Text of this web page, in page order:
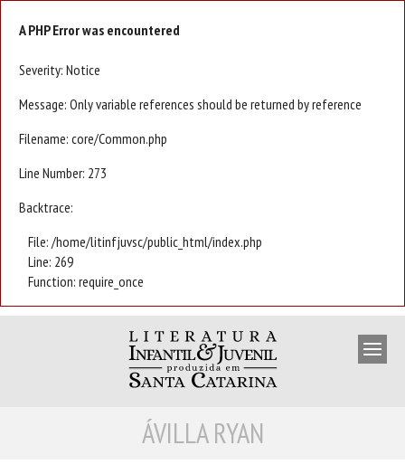
A PHP Error was encountered
Severity: Notice
Message: Only variable references should be returned by reference
Filename: core/Common.php
Line Number: 273
Backtrace:
File: /home/litinfjuvsc/public_html/index.php
Line: 269
Function: require_once
ESCRITORES
ÁVILLA RYAN